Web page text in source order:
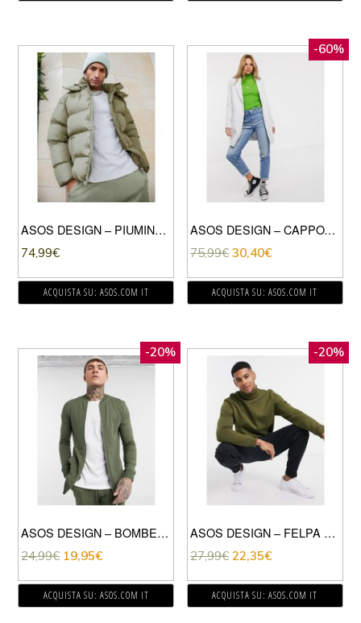
ASOS DESIGN – PIUMINO SOSTENIBILE KAKI CON CAPPUCCIO RIMOVIBILE-VERDE
74,99€
ACQUISTA SU: ASOS.COM IT
-60%
ASOS DESIGN – CAPPOTTO TESTURIZZATO CON BOTTONI-VERDE
75,99€ 30,40€
ACQUISTA SU: ASOS.COM IT
-20%
ASOS DESIGN – BOMBER LUNGO ATTILLATO IN JERSEY KAKI-VERDE
24,99€ 19,95€
ACQUISTA SU: ASOS.COM IT
-20%
ASOS DESIGN – FELPA CON COLLO ALTO VERDE
27,99€ 22,35€
ACQUISTA SU: ASOS.COM IT